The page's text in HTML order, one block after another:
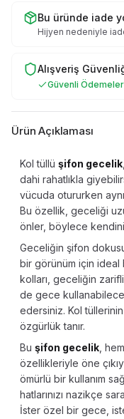
Bu üründe iade
Hijyen nedeniyle
Alışveriş
Güvenli Ödemeler
Ürün Açıklaması
Kol tüllü şifon gecelik
dahi rahatlıkla
vücuda otururken
Bu özellik, geceliği
önler, böylece
Geceliğin şifon
bir görünüm için ideal
kolları, geceliğin
de gece
edersiniz. Kol
özgürlük tanır.
Bu şifon gecelik ,
özellikleriyle öne
ömürlü bir kullanım
hatlarınızı nazikçe
İster özel bir gece,